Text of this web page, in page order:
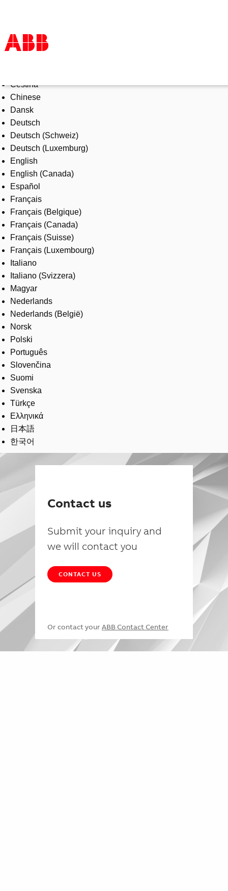
Products & Solutions
Industries
Services
About us
Where to buy
Contact us
Careers
Čeština
Chinese
Dansk
Deutsch
Deutsch (Schweiz)
Deutsch (Luxemburg)
English
English (Canada)
Español
Français
Français (Belgique)
Français (Canada)
Français (Suisse)
Français (Luxembourg)
Italiano
Italiano (Svizzera)
Magyar
Nederlands
Nederlands (België)
Norsk
Polski
Português
Slovenčina
Suomi
Svenska
Türkçe
Ελληνικά
日本語
한국어
Contact us
Submit your inquiry and
we will contact you
CONTACT US
Or contact your ABB Contact Center